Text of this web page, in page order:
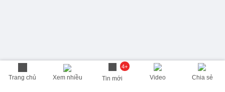
Trang chủ Xem nhiều
4+
Tin mới Video Chia sẻ